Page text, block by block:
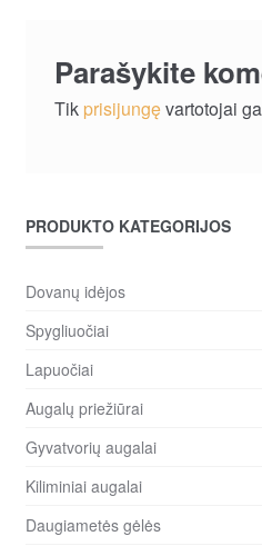
Parašykite
Tik prisijungęvartotojai
PRODUKTO KATEGORIJOS
Dovanų idėjos
Spygliuočiai
Lapuočiai
Augalų priežiūrai
Gyvatvorių augalai
Kiliminiai augalai
Daugiametės gėlės